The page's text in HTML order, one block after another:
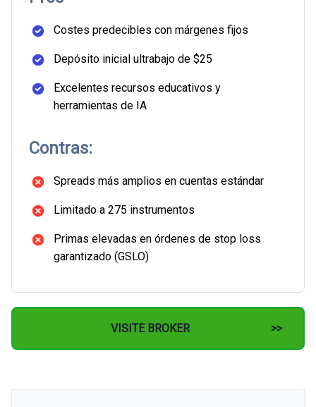
Costes predecibles con márgenes fijos
Depósito inicial ultrabajo de $25
Excelentes recursos educativos y
herramientas de IA
Contras:
Spreads más amplios en cuentas estándar
Limitado a 275 instrumentos
Primas elevadas en órdenes de stop loss
garantizado (GSLO)
VISITE BROKER